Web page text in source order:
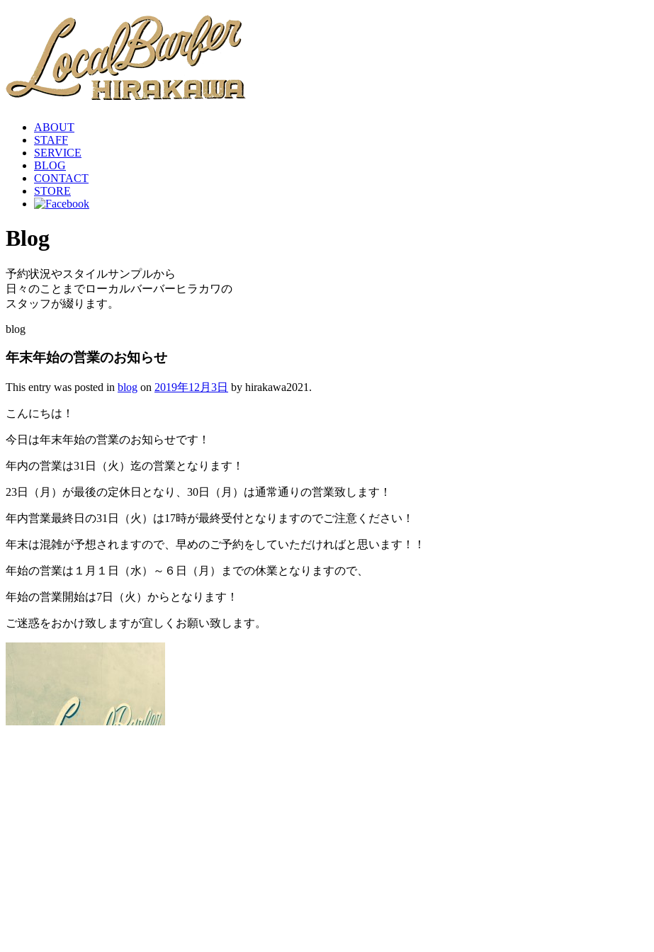
ABOUT
STAFF
SERVICE
BLOG
CONTACT
STORE
Blog
予約状況やスタイルサンプルから
日々のことまでローカルバーバーヒラカワの
スタッフが綴ります。
blog
年末年始の営業のお知らせ
This entry was posted in blog on 2019年12月3日 by hirakawa2021 .
こんにちは！
今日は年末年始の営業のお知らせです！
年内の営業は31日（火）迄の営業となります！
23日（月）が最後の定休日となり、30日（月）は通常通りの営業致します！
年内営業最終日の31日（火）は17時が最終受付となりますのでご注意ください！
年末は混雑が予想されますので、早めのご予約をしていただければと思います！！
年始の営業は１月１日（水）～６日（月）までの休業となりますので、
年始の営業開始は7日（火）からとなります！
ご迷惑をおかけ致しますが宜しくお願い致します。